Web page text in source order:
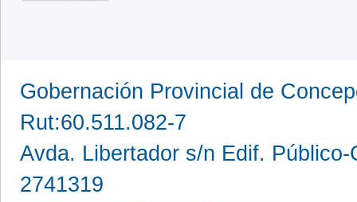
Gobernación Provincial de
Rut:60.511.082-7
Avda. Libertador s/n Edif.
2741319